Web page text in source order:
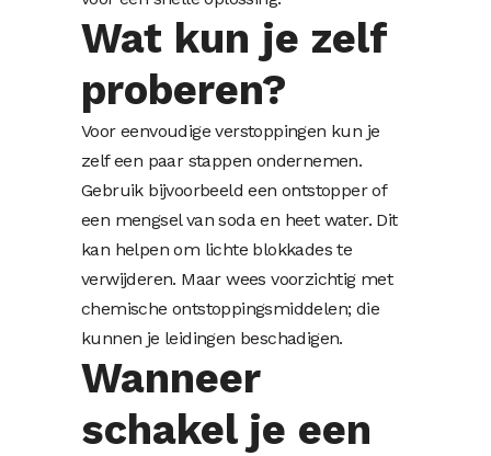
Wat kun je zelf
proberen?
Voor eenvoudige verstoppingen kun je
zelf een paar stappen ondernemen.
Gebruik bijvoorbeeld een ontstopper of
een mengsel van soda en heet water. Dit
kan helpen om lichte blokkades te
verwijderen. Maar wees voorzichtig met
chemische ontstoppingsmiddelen; die
kunnen je leidingen beschadigen.
Wanneer
schakel je een